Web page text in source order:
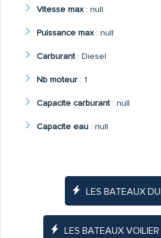
Vitesse max: null
Puissance max: null
Carburant: Diesel
Nb moteur: 1
Capacite carburant: null
Capacite eau: null
LES BATEAUX
LES BATEAUX